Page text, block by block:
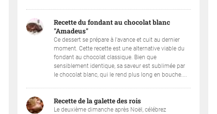
Recette du fondant au chocolat blanc
"Amadeus"
Ce dessert se prépare à l'avance et cuit au dernier
moment. Cette recette est une alternative viable du
fondant au chocolat classique. Bien que
sensiblement identique, sa saveur est sublimée par
le chocolat blanc, qui le rend plus long en bouche....
Recette de la galette des rois
Le deuxième dimanche après Noël, célébrez